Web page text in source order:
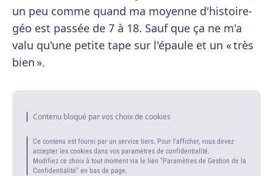
un peu comme quand ma moyenne d'histoire-
géo est passée de 7 à 18. Sauf que ça ne m'a
valu qu'une petite tape sur l'épaule et un « très
bien ».
Contenu bloqué par vos choix de cookies
Ce contenu est fourni par un service tiers. Pour l'afficher, vous devez
accepter les cookies dans vos paramètres de confidentialité.
Modifiez ce choix à tout moment via le lien "Paramètres de Gestion de la
Confidentialité" en bas de page.